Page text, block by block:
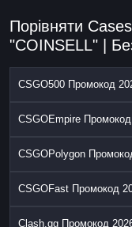
Порівняти
"COINSELL" |
CSGO500 Промокод
CSGOEmpire
CSGOPolygon
CSGOFast Промокод
Clash.gg Промокод